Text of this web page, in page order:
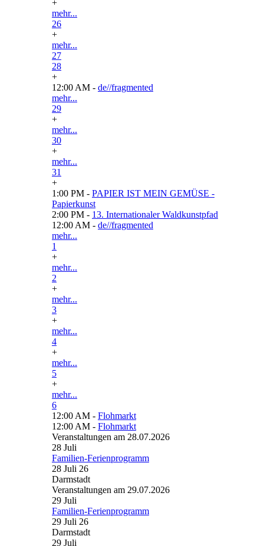
+
mehr...
26
+
mehr...
27
28
+
12:00 AM - de//fragmented
mehr...
29
+
mehr...
30
+
mehr...
31
+
1:00 PM - PAPIER IST MEIN GEMÜSE -
Papierkunst
2:00 PM - 13. Internationaler Waldkunstpfad
12:00 AM - de//fragmented
mehr...
1
+
mehr...
2
+
mehr...
3
+
mehr...
4
+
mehr...
5
+
mehr...
6
12:00 AM - Flohmarkt
12:00 AM - Flohmarkt
Veranstaltungen am 28.07.2026
28 Juli
Familien-Ferienprogramm
28 Juli 26
Darmstadt
Veranstaltungen am 29.07.2026
29 Juli
Familien-Ferienprogramm
29 Juli 26
Darmstadt
29 Juli